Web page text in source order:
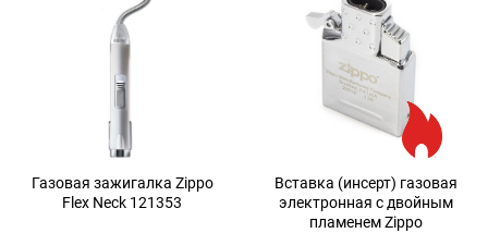
Газовая зажигалка Zippo
Flex Neck 121353
Вставка (инсерт) газовая
электронная с двойным
пламенем Zippo